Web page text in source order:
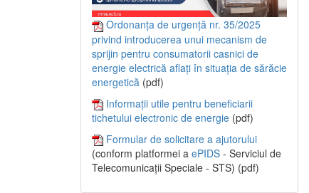
Ordonanța de urgență nr. 35/2025
privind introducerea unui mecanism de
sprijin pentru consumatorii casnici de
energie electrică aflați în situația de sărăcie
energetică (pdf)
Informații utile pentru beneficiarii
tichetului electronic de energie (pdf)
Formular de solicitare a ajutorului
(conform platformei a ePIDS - Serviciul de
Telecomunicații Speciale - STS) (pdf)